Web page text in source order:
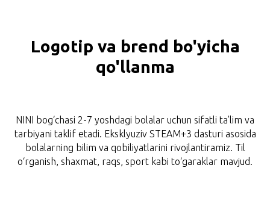
Logotip va brend bo'yicha
qo'llanma
NINI bog‘chasi 2-7 yoshdagi bolalar uchun sifatli ta’lim va
tarbiyani taklif etadi. Eksklyuziv STEAM+3 dasturi asosida
bolalarning bilim va qobiliyatlarini rivojlantiramiz. Til
o‘rganish, shaxmat, raqs, sport kabi to‘garaklar mavjud.